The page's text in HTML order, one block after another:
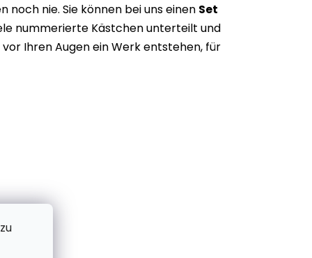
noch nie. Sie können bei uns einen Set
nummerierte Kästchen unterteilt und
Ihren Augen ein Werk entstehen, für